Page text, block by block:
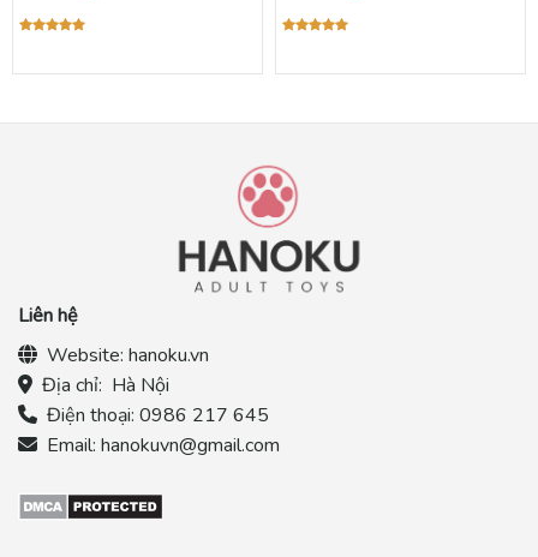
5 sao
5 sao
Liên hệ
Website: hanoku.vn
Địa chỉ: Hà Nội
Điện thoại: 0986 217 645
Email: hanokuvn@gmail.com